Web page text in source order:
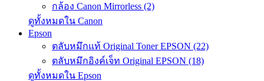
กล้อง Canon Mirrorless (2)
ดูทั้งหมดใน Canon
Epson
ตลับหมึกแท้ Original Toner EPSON (22)
ตลับหมึกอิงค์เจ็ท Original EPSON (18)
ดูทั้งหมดใน Epson